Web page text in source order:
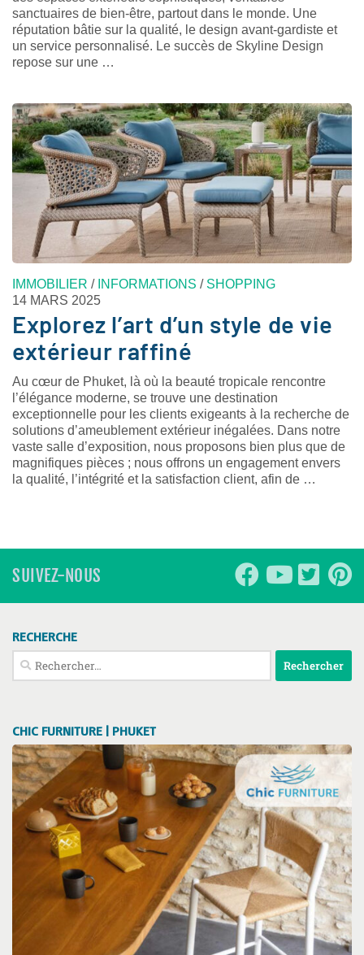
sanctuaires de bien-être, partout dans le monde. Une
réputation bâtie sur la qualité, le design avant-gardiste et
un service personnalisé. Le succès de Skyline Design
repose sur une …
IMMOBILIER / INFORMATIONS / SHOPPING
14 MARS 2025
Explorez l’art d’un style de vie
extérieur raffiné
Au cœur de Phuket, là où la beauté tropicale rencontre
l’élégance moderne, se trouve une destination
exceptionnelle pour les clients exigeants à la recherche de
solutions d’ameublement extérieur inégalées. Dans notre
vaste salle d’exposition, nous proposons bien plus que de
magnifiques pièces ; nous offrons un engagement envers
la qualité, l’intégrité et la satisfaction client, afin de …
SUIVEZ-NOUS
RECHERCHE
Rechercher :
CHIC FURNITURE | PHUKET